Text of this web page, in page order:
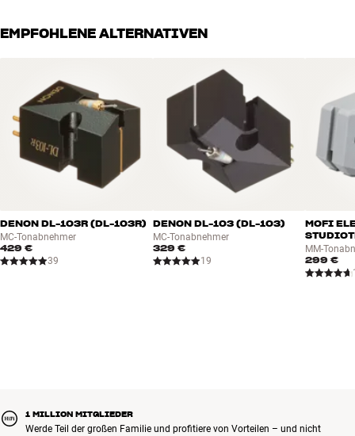
EMPFOHLENE ALTERNATIVEN
DENON DL-103R (DL-103R)
MC-Tonabnehmer
429 €
39
DENON DL-103 (DL-103)
MC-Tonabnehmer
329 €
19
MOFI
MM-
299 €
1 MILLION MITGLIEDER
Werde Teil der großen Familie und profitiere von Vorteilen – und nicht